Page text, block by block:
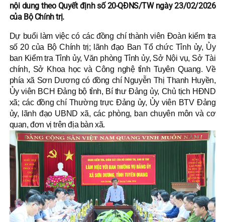
nội dung theo Quyết định số 20-QĐNS/TW ngày 23/02/2026
của Bộ Chính trị.
Dự buổi làm việc có các đồng chí thành viên Đoàn kiểm tra
số 20 của Bộ Chính trị; lãnh đạo Ban Tổ chức Tỉnh ủy, Ủy
ban Kiểm tra Tỉnh ủy, Văn phòng Tỉnh ủy, Sở Nội vụ, Sở Tài
chính, Sở Khoa học và Công nghệ tỉnh Tuyên Quang. Về
phía xã Sơn Dương có đồng chí Nguyễn Thị Thanh Huyền,
Ủy viên BCH Đảng bộ tỉnh, Bí thư Đảng ủy, Chủ tịch HĐND
xã; các đồng chí Thường trực Đảng ủy, Ủy viên BTV Đảng
ủy, lãnh đạo UBND xã, các phòng, ban chuyên môn và cơ
quan, đơn vị trên địa bàn xã.